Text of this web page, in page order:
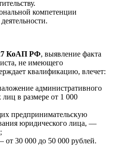
компетенции
КоАП РФ, выявление факта
не имеющего
квалификацию, влечет:
административного
в размере от 1 000
предпринимательскую
юридического лица, —
30 000 до 50 000 рублей.